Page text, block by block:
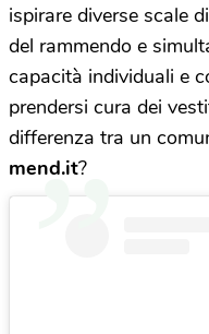
ispirare diverse scale
del rammendo e
capacità individuali e
prendersi cura dei
differenza tra un
mend.it?